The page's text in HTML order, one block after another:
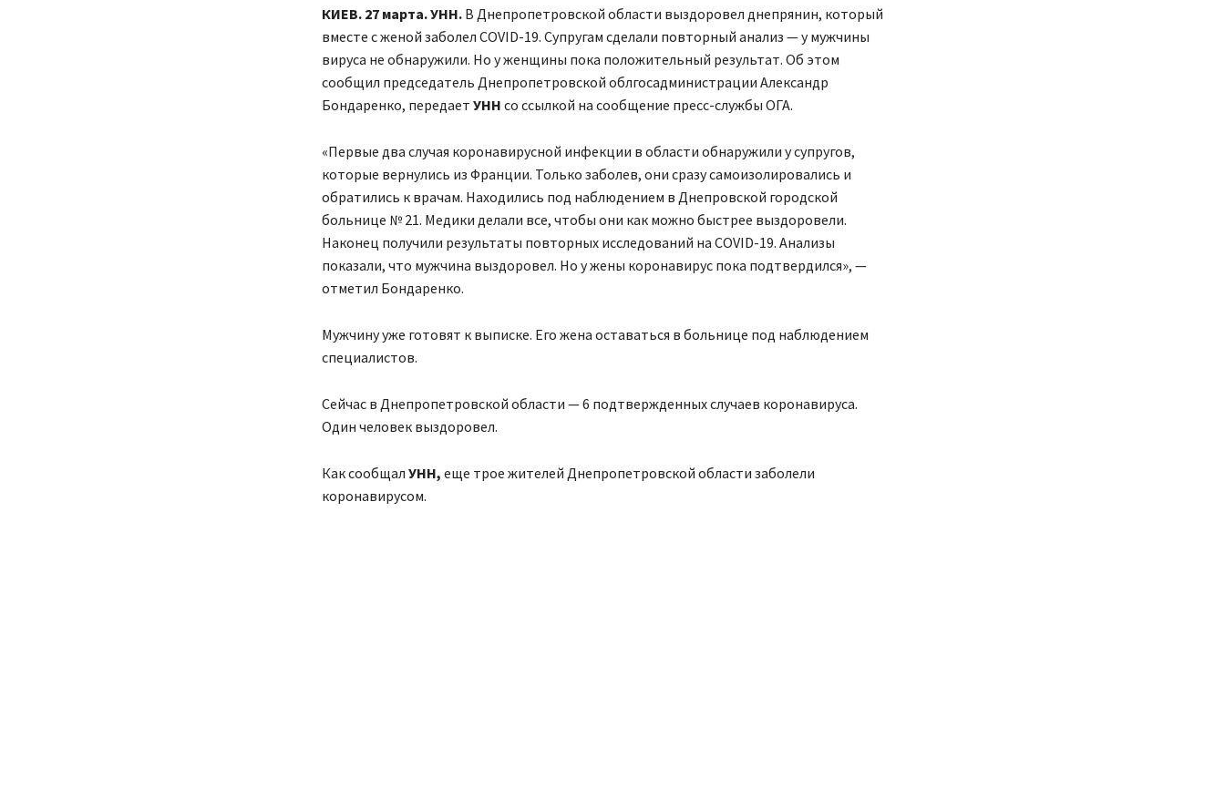
КИЕВ. 27 марта. УНН.В Днепропетровской области выздоровел днепрянин, который
вместе с женой заболел COVID-19. Супругам сделали повторный анализ — у мужчины
вируса не обнаружили. Но у женщины пока положительный результат. Об этом
сообщил председатель Днепропетровской облгосадминистрации Александр
Бондаренко, передает УНН со ссылкой на сообщение пресс-службы ОГА.
«Первые два случая коронавирусной инфекции в области обнаружили у супругов,
которые вернулись из Франции. Только заболев, они сразу самоизолировались и
обратились к врачам. Находились под наблюдением в Днепровской городской
больнице № 21. Медики делали все, чтобы они как можно быстрее выздоровели.
Наконец получили результаты повторных исследований на COVID-19. Анализы
показали, что мужчина выздоровел. Но у жены коронавирус пока подтвердился», —
отметил Бондаренко.
Мужчину уже готовят к выписке. Его жена оставаться в больнице под наблюдением
специалистов.
Сейчас в Днепропетровской области — 6 подтвержденных случаев коронавируса.
Один человек выздоровел.
Как сообщал УНН, еще трое жителей Днепропетровской области заболели
коронавирусом.